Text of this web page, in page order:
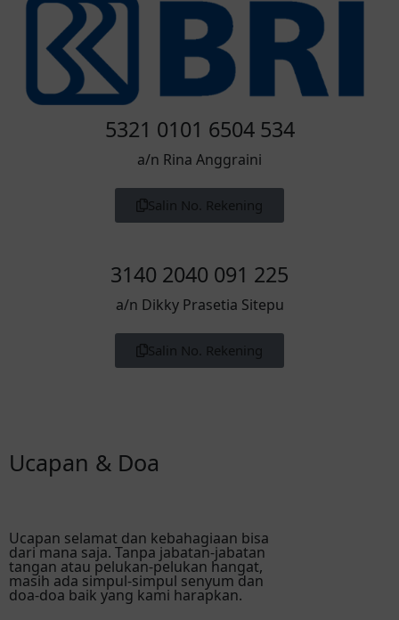
5321 0101 6504 534
a/n Rina Anggraini
Salin No. Rekening
3140 2040 091 225
a/n Dikky Prasetia Sitepu
Salin No. Rekening
Ucapan & Doa
Ucapan selamat dan kebahagiaan bisa
dari mana saja. Tanpa jabatan-jabatan
tangan atau pelukan-pelukan hangat,
masih ada simpul-simpul senyum dan
doa-doa baik yang kami harapkan.